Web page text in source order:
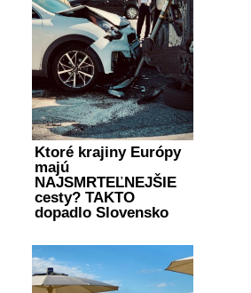
Ktoré krajiny Európy
majú
NAJSMRTEĽNEJŠIE
cesty? TAKTO
dopadlo Slovensko